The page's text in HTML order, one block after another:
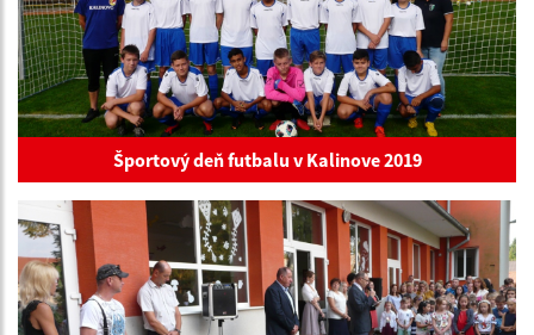
Športový deň futbalu v Kalinove 2019